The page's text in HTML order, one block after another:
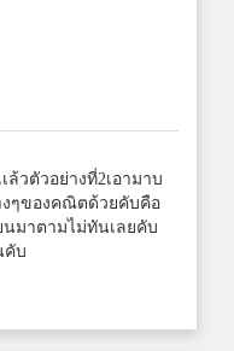
ล้วตัวอย่างที่2เอามาบ
งๆของคณิตด้วยคับคือ
นมาตามไม่ทันเลยคับ​
คับ